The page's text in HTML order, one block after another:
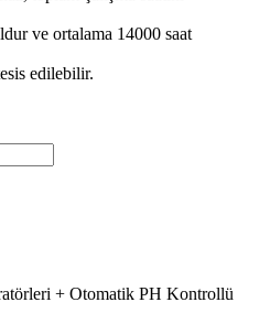
ve ortalama 14000 saat
edilebilir.
+ Otomatik PH Kontrollü